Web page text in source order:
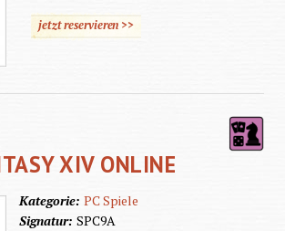
jetzt reservieren >>
XIV ONLINE
Kategorie:PC Spiele
Signatur:SPC9A